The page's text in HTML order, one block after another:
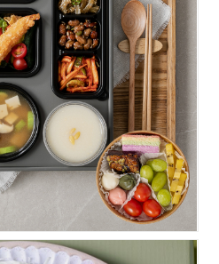
장어구이